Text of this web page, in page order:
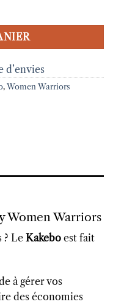
d’envies
, Women Warriors
Women Warriors
? Le Kakebo est fait
à gérer vos
des économies